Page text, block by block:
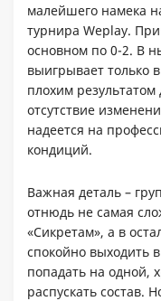
малейшего намека
турнира Weplay.
основном по 0-2. В
выигрывает только
плохим
отсутствие
надеется на
кондиций.
Важная деталь –
отнюдь не самая
«Сикретам», а в
спокойно выходить
попадать на одной,
распускать состав.